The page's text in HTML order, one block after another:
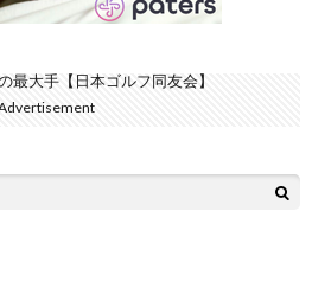
最大手【日本ゴルフ同友会】